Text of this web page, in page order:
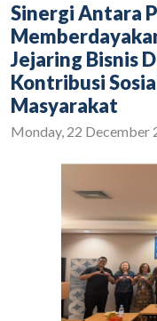
Sinergi Antara
Jejaring Bisnis
Kontribusi
Masyarakat
Monday, 22 December